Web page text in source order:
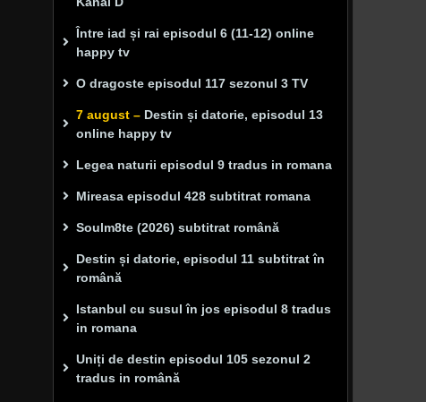
Între iad și rai episodul 6 (11-12) online
happy tv
O dragoste episodul 117 sezonul 3 TV
7 august – Destin și datorie, episodul 13
online happy tv
Legea naturii episodul 9 tradus in romana
Mireasa episodul 428 subtitrat romana
Soulm8te (2026) subtitrat română
Destin și datorie, episodul 11 subtitrat în
română
Istanbul cu susul în jos episodul 8 tradus
in romana
Uniți de destin episodul 105 sezonul 2
tradus in română